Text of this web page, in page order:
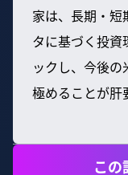
家は、長期・短
タに基づく投資
ックし、今後
極めることが肝
この